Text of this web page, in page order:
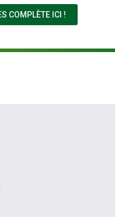
COMPLÈTE ICI !
fenêtre)
site de (nouvelle fenêtre)